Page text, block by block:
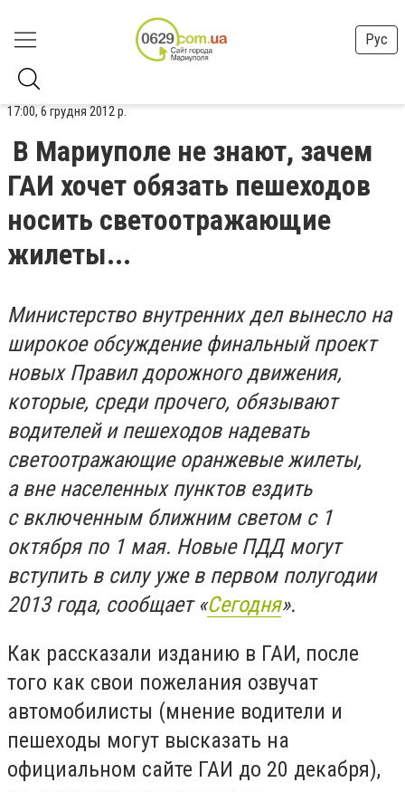
Рус
17:00, 6 грудня 2012 р.
В Мариуполе не знают, зачем
ГАИ хочет обязать пешеходов
носить светоотражающие
жилеты...
Министерство внутренних дел вынесло на
широкое обсуждение финальный проект
новых Правил дорожного движения,
которые, среди прочего, обязывают
водителей и пешеходов надевать
светоотражающие оранжевые жилеты,
а вне населенных пунктов ездить
с включенным ближним светом с 1
октября по 1 мая. Новые ПДД могут
вступить в силу уже в первом полугодии
2013 года, сообщает «Сегодня».
Как рассказали изданию в ГАИ, после
того как свои пожелания озвучат
автомобилисты (мнение водители и
пешеходы могут высказать на
официальном сайте ГАИ до 20 декабря),